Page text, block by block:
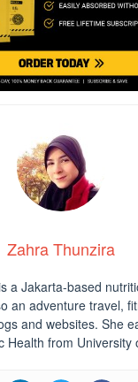
Zahra Thunzira
a Jakarta-based
an adventure travel,
and websites. She
Health from University